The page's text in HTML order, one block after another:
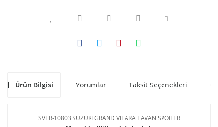
Ürün Bilgisi Yorumlar Taksit Seçenekleri
SVTR-10803 SUZUKİ GRAND VİTARA TAVAN SPOİLER